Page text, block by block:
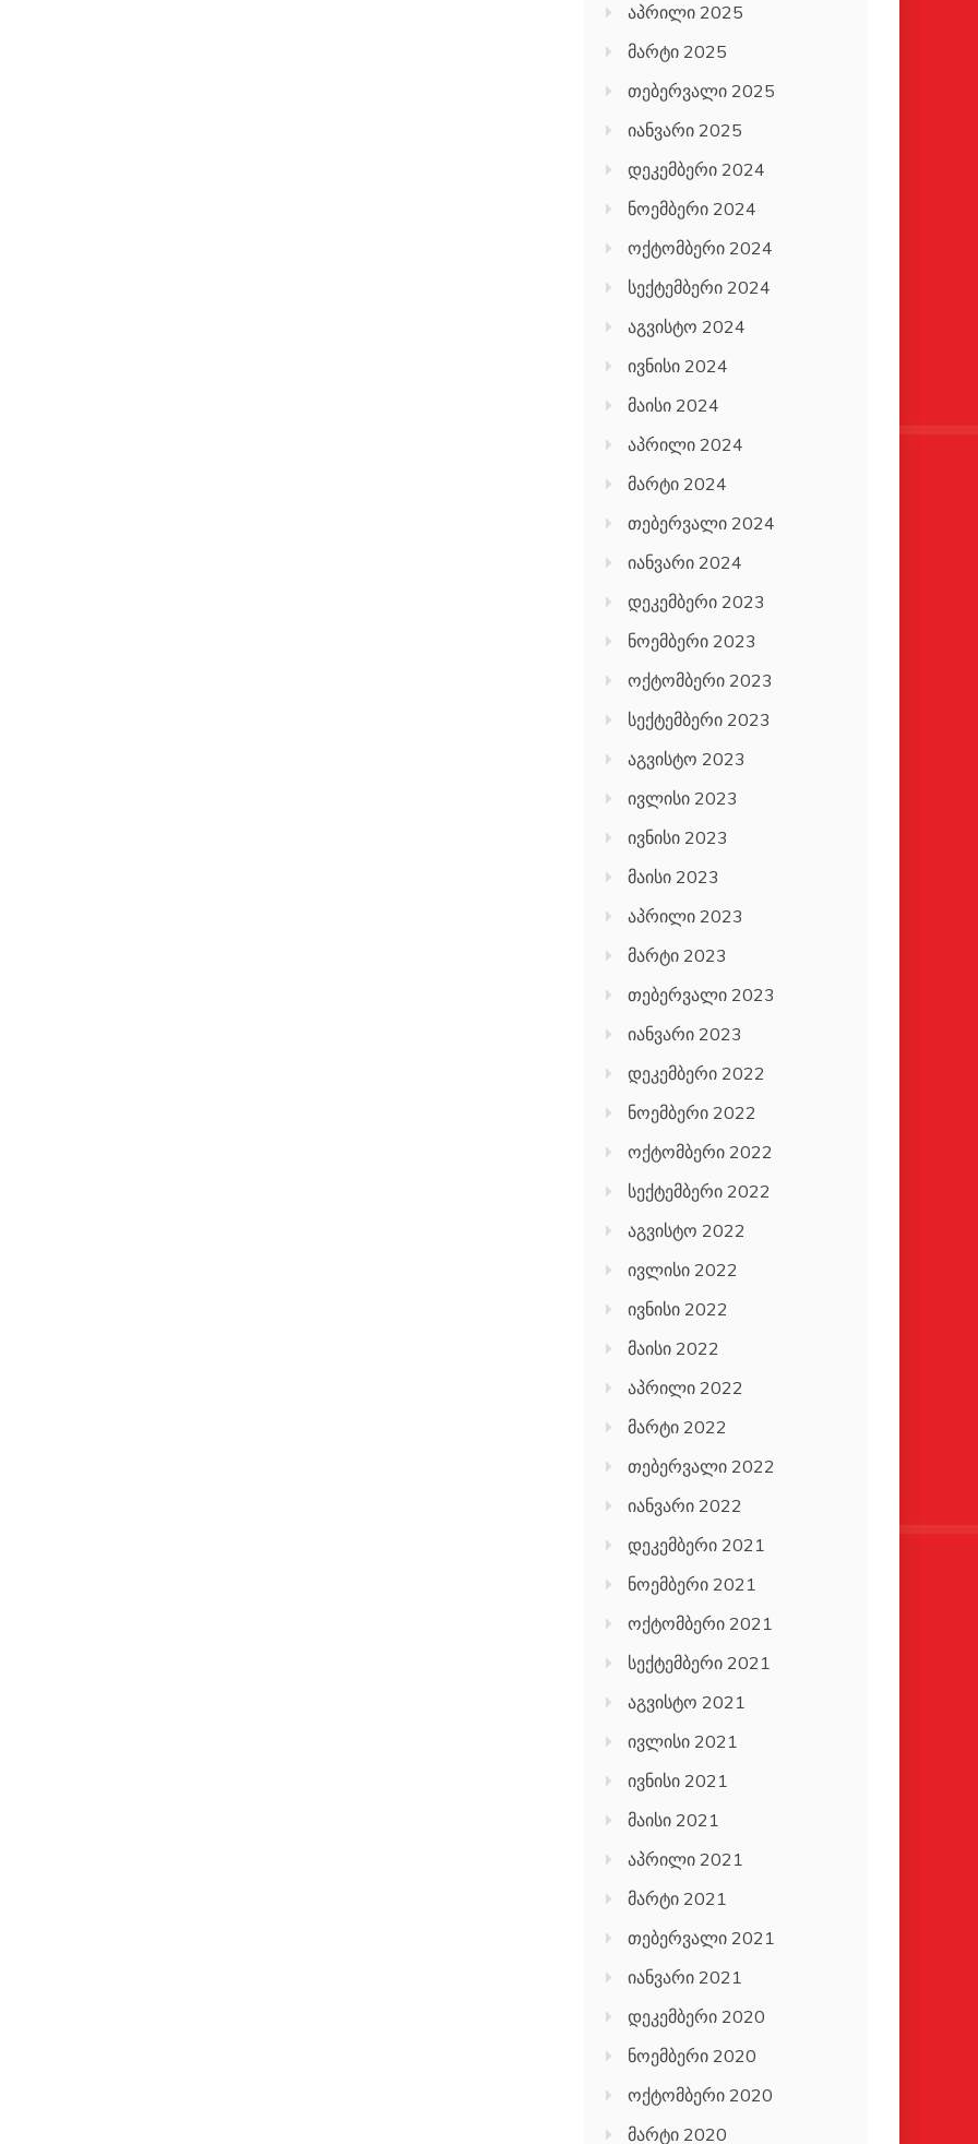
აპრილი 2025
მარტი 2025
თებერვალი 2025
იანვარი 2025
დეკემბერი 2024
ნოემბერი 2024
ოქტომბერი 2024
სექტემბერი 2024
აგვისტო 2024
ივნისი 2024
მაისი 2024
აპრილი 2024
მარტი 2024
თებერვალი 2024
იანვარი 2024
დეკემბერი 2023
ნოემბერი 2023
ოქტომბერი 2023
სექტემბერი 2023
აგვისტო 2023
ივლისი 2023
ივნისი 2023
მაისი 2023
აპრილი 2023
მარტი 2023
თებერვალი 2023
იანვარი 2023
დეკემბერი 2022
ნოემბერი 2022
ოქტომბერი 2022
სექტემბერი 2022
აგვისტო 2022
ივლისი 2022
ივნისი 2022
მაისი 2022
აპრილი 2022
მარტი 2022
თებერვალი 2022
იანვარი 2022
დეკემბერი 2021
ნოემბერი 2021
ოქტომბერი 2021
სექტემბერი 2021
აგვისტო 2021
ივლისი 2021
ივნისი 2021
მაისი 2021
აპრილი 2021
მარტი 2021
თებერვალი 2021
იანვარი 2021
დეკემბერი 2020
ნოემბერი 2020
ოქტომბერი 2020
მარტი 2020